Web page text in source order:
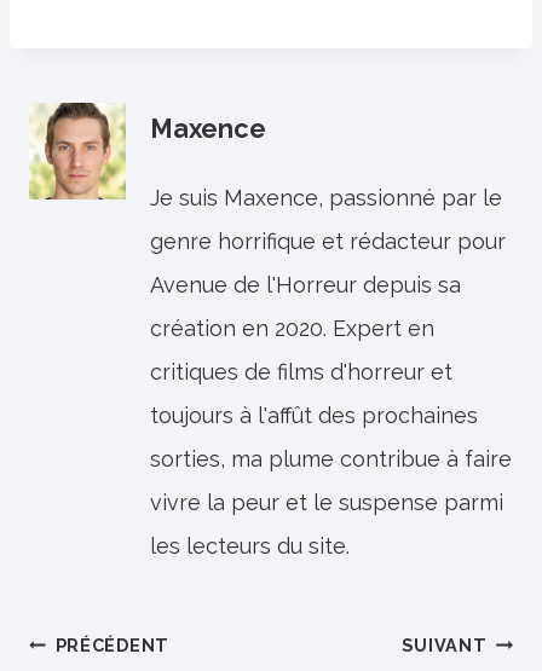
Maxence
Je suis Maxence, passionné par le
genre horrifique et rédacteur pour
Avenue de l'Horreur depuis sa
création en 2020. Expert en
critiques de films d'horreur et
toujours à l'affût des prochaines
sorties, ma plume contribue à faire
vivre la peur et le suspense parmi
les lecteurs du site.
Navigation
PRÉCÉDENT SUIVANT